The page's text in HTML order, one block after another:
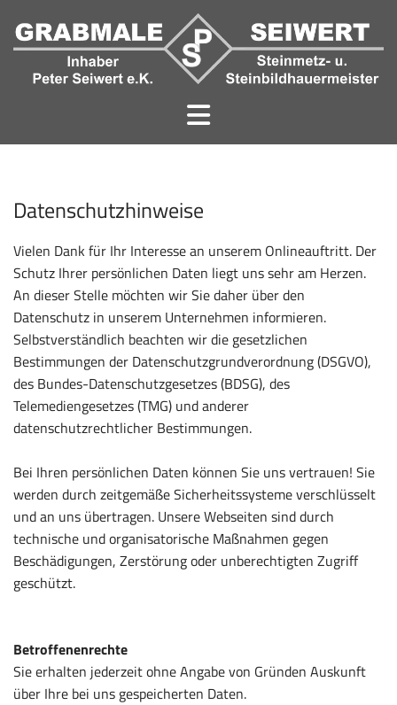
Datenschutzhinweise
Vielen Dank für Ihr Interesse an unserem Onlineauftritt. Der
Schutz Ihrer persönlichen Daten liegt uns sehr am Herzen.
An dieser Stelle möchten wir Sie daher über den
Datenschutz in unserem Unternehmen informieren.
Selbstverständlich beachten wir die gesetzlichen
Bestimmungen der Datenschutzgrundverordnung (DSGVO),
des Bundes-Datenschutzgesetzes (BDSG), des
Telemediengesetzes (TMG) und anderer
datenschutzrechtlicher Bestimmungen.
Bei Ihren persönlichen Daten können Sie uns vertrauen! Sie
werden durch zeitgemäße Sicherheitssysteme verschlüsselt
und an uns übertragen. Unsere Webseiten sind durch
technische und organisatorische Maßnahmen gegen
Beschädigungen, Zerstörung oder unberechtigten Zugriff
geschützt.
Betroffenenrechte
Sie erhalten jederzeit ohne Angabe von Gründen Auskunft
über Ihre bei uns gespeicherten Daten.